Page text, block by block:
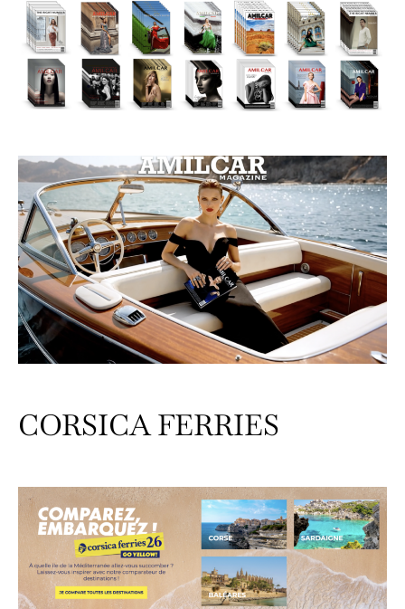
CORSICA FERRIES